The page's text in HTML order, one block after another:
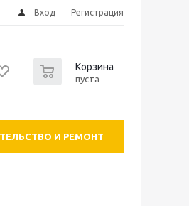
Вход Регистрация
Корзина
пуста
И РЕМОНТ